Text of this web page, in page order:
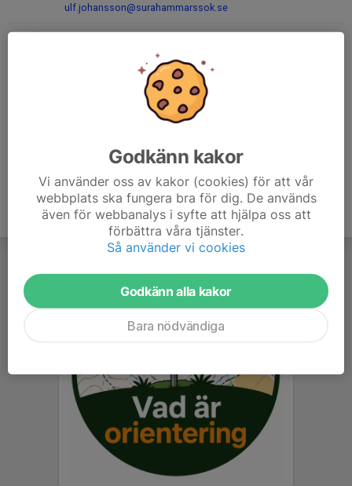
ulf.johansson@surahammarssok.se
Mobil/telefon visas bara för inloggade
E-post visas bara för inloggade
Godkänn kakor
Vi använder oss av kakor (cookies) för att vår
webbplats ska fungera bra för dig. De används
även för webbanalys i syfte att hjälpa oss att
förbättra våra tjänster.
Så använder vi cookies
Godkänn alla kakor
Bara nödvändiga